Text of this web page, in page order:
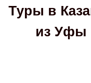
Туры в
из Уфы